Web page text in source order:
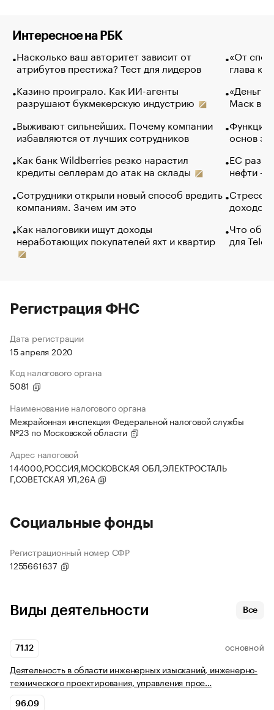
Интересное на РБК
Насколько ваш авторитет зависит от
атрибутов престижа? Тест для лидеров
Казино проиграло. Как ИИ-агенты
разрушают букмекерскую индустрию
Выживают сильнейших. Почему компании
избавляются от лучших сотрудников
Как банк Wildberries резко нарастил
кредиты селлерам до атак на склады
Сотрудники открыли новый способ вредить
компаниям. Зачем им это
Как налоговики ищут доходы
неработающих покупателей яхт и квартир
«От
глава
«Деньги
Маск в
Функции
основ
ЕС
нефти —
Стресс
доходов
Что
для
Регистрация ФНС
Дата регистрации
15 апреля 2020
Код налогового органа
5081
Наименование налогового органа
Межрайонная инспекция Федеральной налоговой службы
№23 по Московской области
Адрес налоговой
144000,РОССИЯ,МОСКОВСКАЯ ОБЛ,ЭЛЕКТРОСТАЛЬ
Г,СОВЕТСКАЯ УЛ,26А
Социальные фонды
Регистрационный номер СФР
1255661637
Виды деятельности Все
71.12 ОСНОВНОЙ
Деятельность в области инженерных изысканий, инженерно-
технического проектирования, управления прое…
96.09